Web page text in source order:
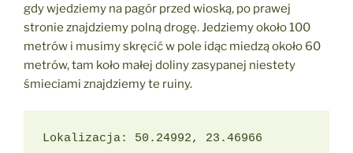
gdy wjedziemy na pagór przed wioską, po prawej
stronie znajdziemy polną drogę. Jedziemy około 100
metrów i musimy skręcić w pole idąc miedzą około 60
metrów, tam koło małej doliny zasypanej niestety
śmieciami znajdziemy te ruiny.
Lokalizacja: 50.24992, 23.46966